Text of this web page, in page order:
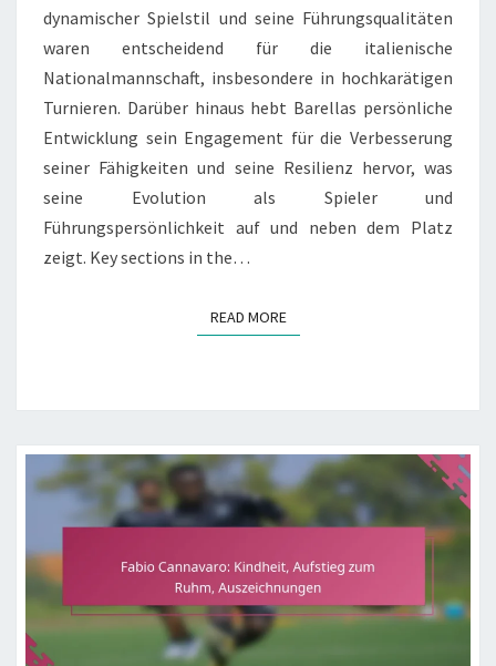
dynamischer Spielstil und seine Führungsqualitäten
waren entscheidend für die italienische
Nationalmannschaft, insbesondere in hochkarätigen
Turnieren. Darüber hinaus hebt Barellas persönliche
Entwicklung sein Engagement für die Verbesserung
seiner Fähigkeiten und seine Resilienz hervor, was
seine Evolution als Spieler und
Führungspersönlichkeit auf und neben dem Platz
zeigt. Key sections in the…
READ MOREREAD MORE